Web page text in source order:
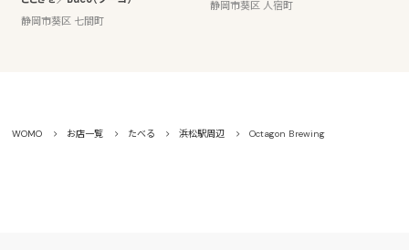
静岡市葵区 七間町
静岡市葵区 人宿町
WOMO お店一覧 たべる 浜松駅周辺 Octagon Brewing